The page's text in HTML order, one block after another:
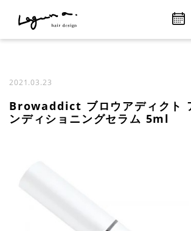
2021.03.23
Browaddict ブロウアディクト
ンディショニングセラム 5ml